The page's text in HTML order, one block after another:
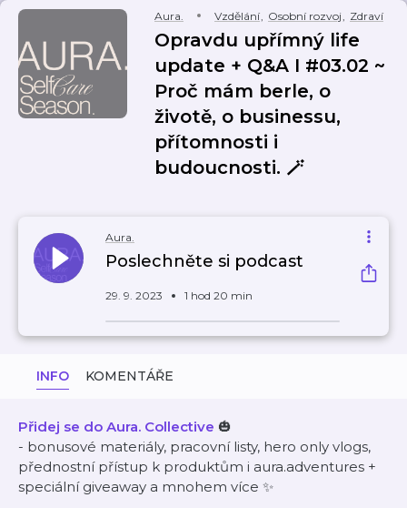
Aura. Vzdělání, Osobní rozvoj, Zdraví
Opravdu upřímný life
update + Q&A I #03.02 ~
Proč mám berle, o
životě, o businessu,
přítomnosti i
budoucnosti. 🪄
Aura.
Poslechněte si podcast
29. 9. 2023 1 hod 20 min
INFO KOMENTÁŘE
Přidej se do Aura. Collective 🎃
- bonusové materiály, pracovní listy, hero only vlogs,
přednostní přístup k produktům i aura.adventures +
speciální giveaway a mnohem více ✨